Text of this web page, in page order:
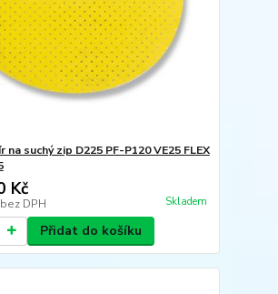
na suchý zip D225 PF-P120 VE25 FLEX
Kč
bez DPH Skladem
Přidat do košíku